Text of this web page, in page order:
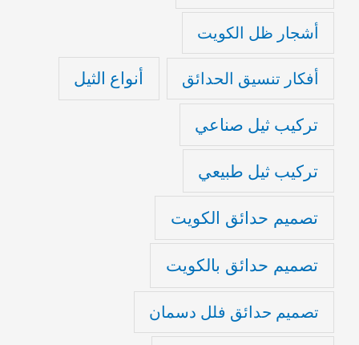
أشجار ظل الكويت
أفكار تنسيق الحدائق أنواع الثيل
تركيب ثيل صناعي
تركيب ثيل طبيعي
تصميم حدائق الكويت
تصميم حدائق بالكويت
تصميم حدائق فلل دسمان